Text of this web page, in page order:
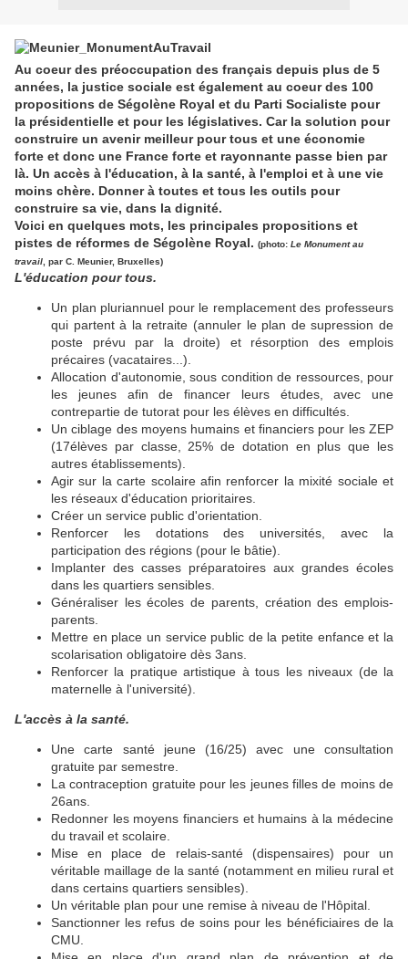
Au coeur des préoccupation des français depuis plus de 5
années, la justice sociale est également au coeur des 100
propositions de Ségolène Royal et du Parti Socialiste pour
la présidentielle et pour les législatives. Car la solution pour
construire un avenir meilleur pour tous et une économie
forte et donc une France forte et rayonnante passe bien par
là. Un accès à l'éducation, à la santé, à l'emploi et à une vie
moins chère. Donner à toutes et tous les outils pour
construire sa vie, dans la dignité.
Voici en quelques mots, les principales propositions et
pistes de réformes de Ségolène Royal. (photo: Le Monument au
travail , par C. Meunier, Bruxelles)
L'éducation pour tous.
Un plan pluriannuel pour le remplacement des professeurs
qui partent à la retraite (annuler le plan de supression de
poste prévu par la droite) et résorption des emplois
précaires (vacataires...).
Allocation d'autonomie, sous condition de ressources, pour
les jeunes afin de financer leurs études, avec une
contrepartie de tutorat pour les élèves en difficultés.
Un ciblage des moyens humains et financiers pour les ZEP
(17élèves par classe, 25% de dotation en plus que les
autres établissements).
Agir sur la carte scolaire afin renforcer la mixité sociale et
les réseaux d'éducation prioritaires.
Créer un service public d'orientation.
Renforcer les dotations des universités, avec la
participation des régions (pour le bâtie).
Implanter des casses préparatoires aux grandes écoles
dans les quartiers sensibles.
Généraliser les écoles de parents, création des emplois-
parents.
Mettre en place un service public de la petite enfance et la
scolarisation obligatoire dès 3ans.
Renforcer la pratique artistique à tous les niveaux (de la
maternelle à l'université).
L'accès à la santé.
Une carte santé jeune (16/25) avec une consultation
gratuite par semestre.
La contraception gratuite pour les jeunes filles de moins de
26ans.
Redonner les moyens financiers et humains à la médecine
du travail et scolaire.
Mise en place de relais-santé (dispensaires) pour un
véritable maillage de la santé (notamment en milieu rural et
dans certains quartiers sensibles).
Un véritable plan pour une remise à niveau de l'Hôpital.
Sanctionner les refus de soins pour les bénéficiaires de la
CMU.